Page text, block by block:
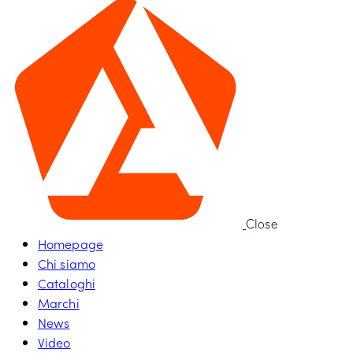
Close
Homepage
Chi siamo
Cataloghi
Marchi
News
Video